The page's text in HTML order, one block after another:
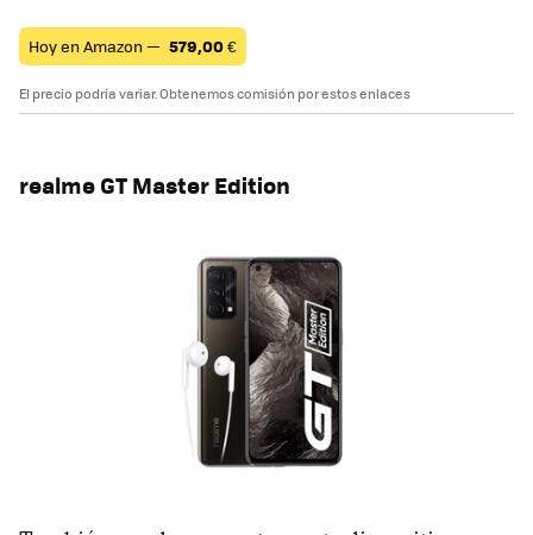
Hoy en Amazon — 579,00€
El precio podría variar. Obtenemos comisión por estos enlaces
realme GT Master Edition